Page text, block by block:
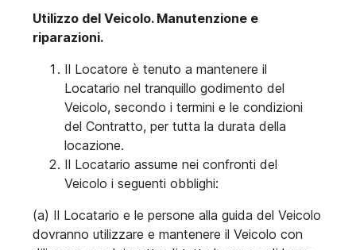
Utilizzo del Veicolo. Manutenzione e
riparazioni.
Il Locatore è tenuto a mantenere il
Locatario nel tranquillo godimento del
Veicolo, secondo i termini e le condizioni
del Contratto, per tutta la durata della
locazione.
Il Locatario assume nei confronti del
Veicolo i seguenti obblighi:
(a) Il Locatario e le persone alla guida del Veicolo
dovranno utilizzare e mantenere il Veicolo con